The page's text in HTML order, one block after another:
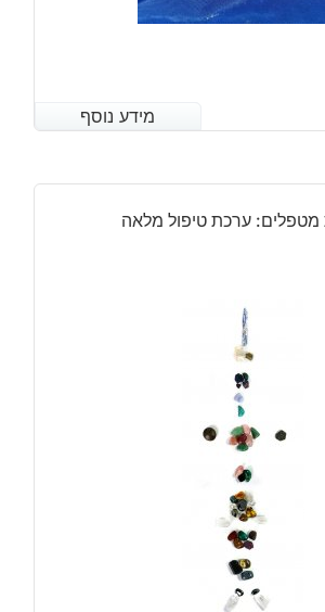
מידע נוסף
מידע נוסף
ערכת טיפול מלאה